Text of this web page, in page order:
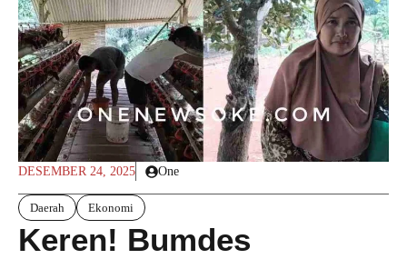
DESEMBER 24, 2025 One
Daerah Ekonomi
Keren! Bumdes